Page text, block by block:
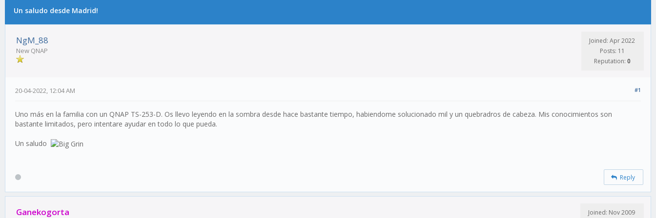
Un saludo desde Madrid!
NgM_88
New QNAP
Joined: Apr 2022
Posts: 11
Reputation: 0
#1
20-04-2022, 12:04 AM
Uno más en la familia con un QNAP TS-253-D. Os llevo leyendo en la sombra desde hace bastante tiempo, habiendome solucionado mil y un quebradros de cabeza. Mis conocimientos son
bastante limitados, pero intentare ayudar en todo lo que pueda.
Un saludo
Reply
Ganekogorta
Joined: Nov 2009